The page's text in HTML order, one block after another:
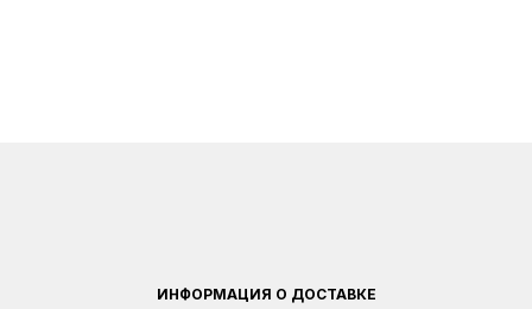
ИНФОРМАЦИЯ О ДОСТАВКЕ